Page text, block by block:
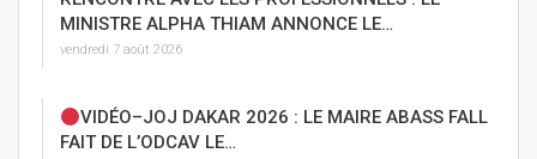
MINISTRE ALPHA THIAM ANNONCE LE…
vendredi 7 août 2026
VIDÉO–JOJ DAKAR 2026 : LE MAIRE ABASS FALL
FAIT DE L’ODCAV LE…